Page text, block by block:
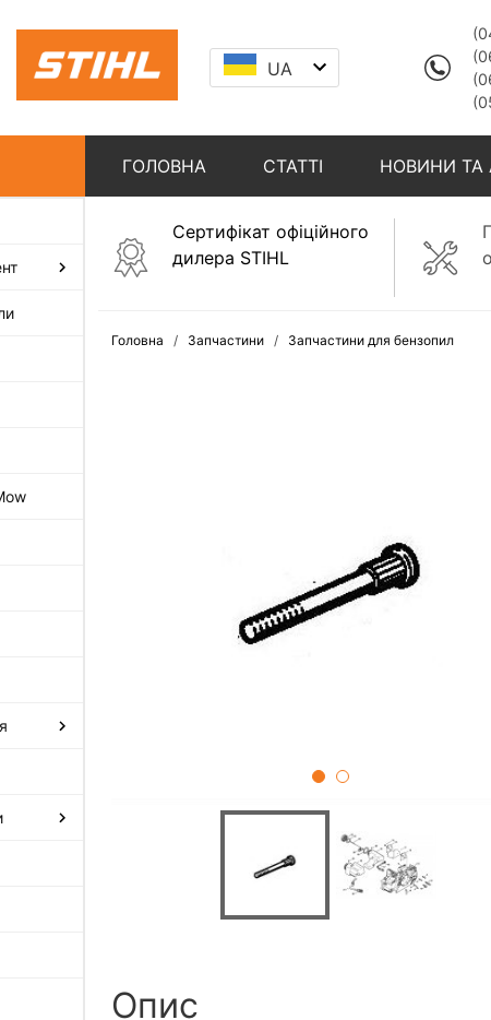
UA
ГОЛОВНА СТАТТІ НОВИНИ ТА
Сертифікат офіційного
дилера STIHL
Головна Запчастини Запчастини для бензопил
Опис